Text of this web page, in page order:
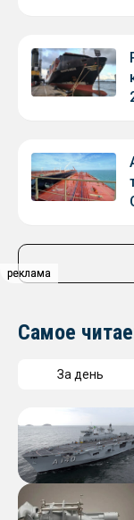
реклама
реклама
Самое
За день